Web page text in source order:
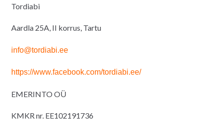
Tordiabi
Aardla 25A, II korrus, Tartu
info@tordiabi.ee
https://www.facebook.com/tordiabi.ee/
EMERINTO OÜ
KMKR nr. EE102191736